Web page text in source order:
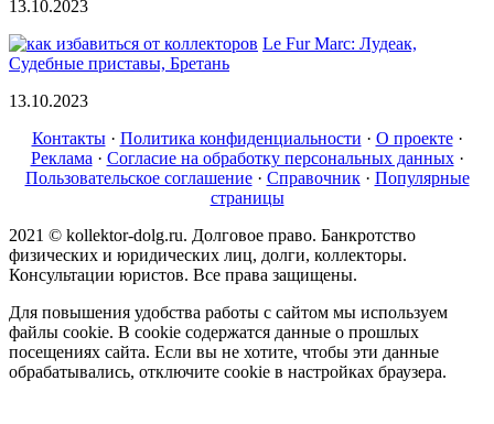
13.10.2023
Le Fur Marc: Лудеак,
Судебные приставы, Бретань
13.10.2023
Контакты· Политика конфиденциальности · О проекте·
Реклама · Согласие на обработку персональных данных·
Пользовательское соглашение· Справочник· Популярные
страницы
2021 © kollektor-dolg.ru. Долговое право. Банкротство
физических и юридических лиц, долги, коллекторы.
Консультации юристов. Все права защищены.
Для повышения удобства работы с сайтом мы используем
файлы cookie. В cookie содержатся данные о прошлых
посещениях сайта. Если вы не хотите, чтобы эти данные
обрабатывались, отключите cookie в настройках браузера.